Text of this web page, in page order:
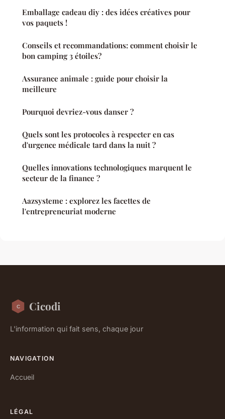
Emballage cadeau diy : des idées créatives pour
vos paquets !
Conseils et recommandations: comment choisir le
bon camping 3 étoiles?
Assurance animale : guide pour choisir la
meilleure
Pourquoi devriez-vous danser ?
Quels sont les protocoles à respecter en cas
d'urgence médicale tard dans la nuit ?
Quelles innovations technologiques marquent le
secteur de la finance ?
Aazsysteme : explorez les facettes de
l'entrepreneuriat moderne
Cicodi
L'information qui fait sens, chaque jour
NAVIGATION
Accueil
LÉGAL